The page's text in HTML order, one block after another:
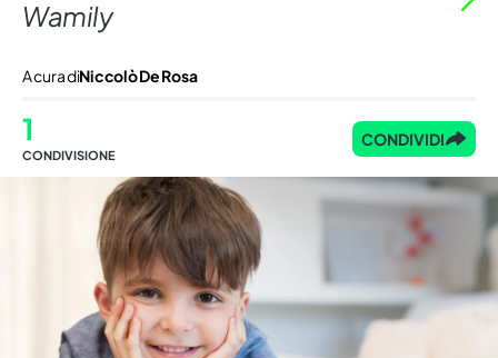
Wamily
A cura diNiccolò De Rosa
1
CONDIVISIONE
CONDIVIDI